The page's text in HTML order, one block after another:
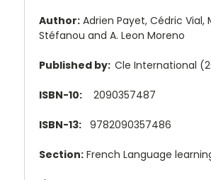
Author: Adrien Payet, Cédric Vial,
Stéfanou and A. Leon Moreno
Published by: Cle International
ISBN-10: 2090357487
ISBN-13: 9782090357486
Section: French Language